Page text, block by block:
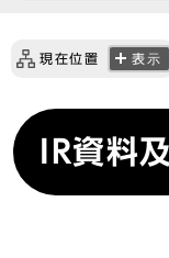
現在位置 表示
IR資料